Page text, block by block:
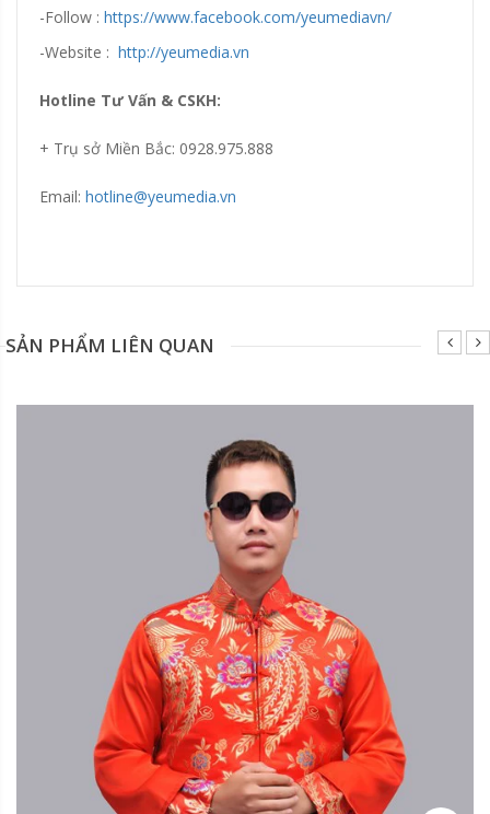
-Follow : https://www.facebook.com/yeumediavn/
-Website : http://yeumedia.vn
Hotline Tư Vấn & CSKH:
+ Trụ sở Miền Bắc: 0928.975.888
Email: hotline@yeumedia.vn
SẢN PHẨM LIÊN QUAN